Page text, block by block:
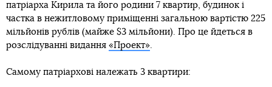
патріарха Кирила та його родини 7 квартир, будинок і
частка в нежитловому приміщенні загальною вартістю 225
мільйонів рублів (майже $3 мільйони). Про це йдеться в
розслідуванні видання «Проект».
Самому патріархові належать 3 квартири: